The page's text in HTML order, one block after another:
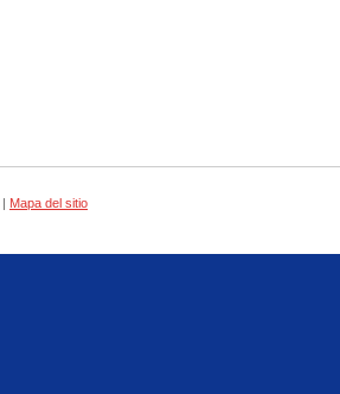
| Mapa del sitio